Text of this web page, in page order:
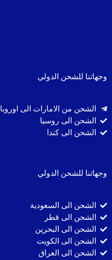
وجهاتنا للشحن الدولي
الشحن من الامارات الى اوروبا
الشحن الى روسيا
الشحن الى كندا
وجهاتنا للشحن الدولي
الشحن الى السعودية
الشحن الى قطر
الشحن الى البحرين
الشحن الى الكويت
الشحن الى العراق